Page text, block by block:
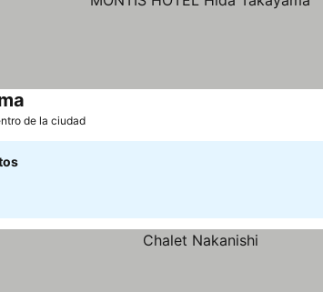
de la ciudad